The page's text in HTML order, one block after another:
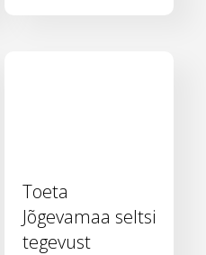
Toeta
Jõgevamaa seltsi
tegevust